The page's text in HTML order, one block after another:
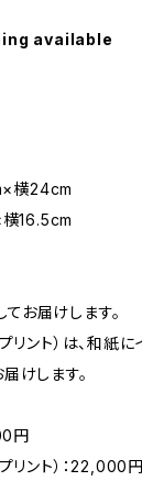
available
横24cm
16.5cm
お届けします。
ント）は、和紙に
けします。
円
ント）：22,000円